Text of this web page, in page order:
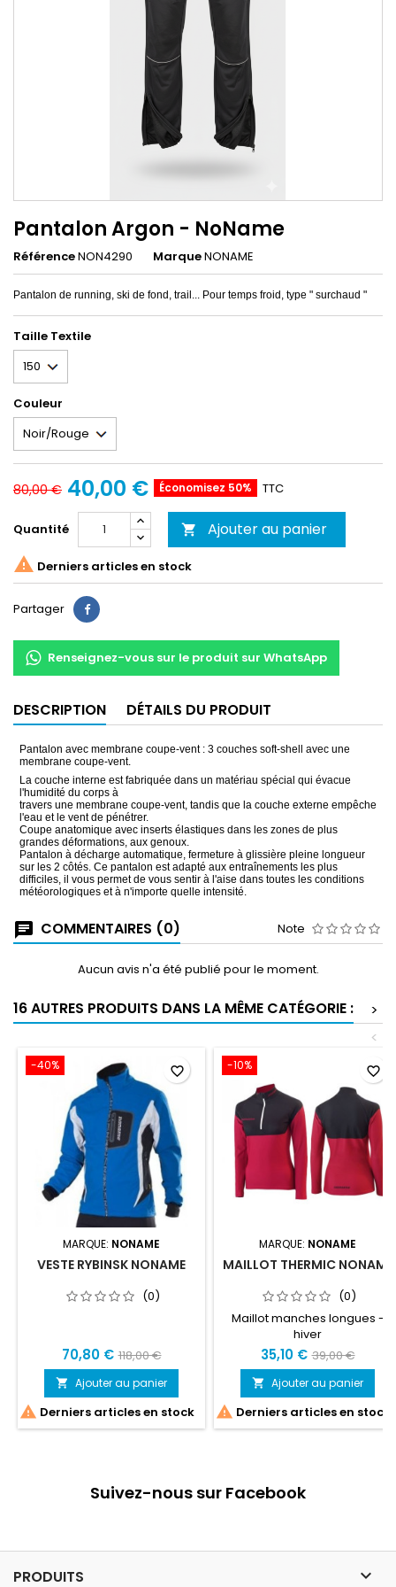
Pantalon Argon - NoName
RéférenceNON4290 MarqueNONAME
Pantalon de running, ski de fond, trail... Pour temps froid, type " surchaud "
Taille Textile
Couleur
80,00 € 40,00 € Économisez 50% TTC
Quantité  Ajouter au panier
 Derniers articles en stock
Partager Partager
Renseignez-vous sur le produit sur WhatsApp
DESCRIPTION DÉTAILS DU PRODUIT
Pantalon avec membrane coupe-vent : 3 couches soft-shell avec une
membrane coupe-vent.
La couche interne est fabriquée dans un matériau spécial qui évacue
l'humidité du corps à
travers une membrane coupe-vent, tandis que la couche externe empêche
l'eau et le vent de pénétrer.
Coupe anatomique avec inserts élastiques dans les zones de plus
grandes déformations, aux genoux.
Pantalon à décharge automatique, fermeture à glissière pleine longueur
sur les 2 côtés. Ce pantalon est adapté aux entraînements les plus
difficiles, il vous permet de vous sentir à l'aise dans toutes les conditions
météorologiques et à n'importe quelle intensité.
COMMENTAIRES (0) Note
Aucun avis n'a été publié pour le moment.
16 AUTRES PRODUITS DANS LA MÊME CATÉGORIE :
>
<
-40%
MARQUE: NONAME
VESTE RYBINSK NONAME
(0)
70,80 € 118,00 €
 Ajouter au panier
 Derniers articles en stock
favorite_border -10%
MARQUE: NONAME
MAILLOT THERMIC NONAME
(0)
Maillot manches longues -
hiver
35,10 € 39,00 €
 Ajouter au panier
 Derniers articles en stock
favorite_border
Suivez-nous sur Facebook
PRODUITS 